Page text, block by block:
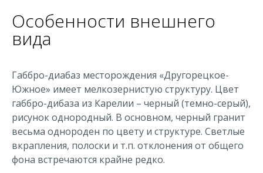
Особенности внешнего
вида
Габбро-диабаз месторождения «Другорецкое-
Южное» имеет мелкозернистую структуру. Цвет
габбро-дибаза из Карелии – черный (темно-серый),
рисунок однородный. В основном, черный гранит
весьма однороден по цвету и структуре. Светлые
вкрапления, полоски и т.п. отклонения от общего
фона встречаются крайне редко.